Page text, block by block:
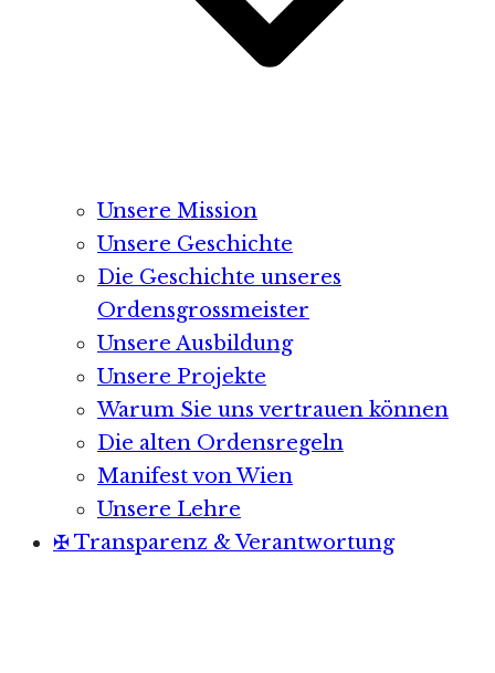
Unsere Mission
Unsere Geschichte
Die Geschichte unseres
Ordensgrossmeister
Unsere Ausbildung
Unsere Projekte
Warum Sie uns vertrauen können
Die alten Ordensregeln
Manifest von Wien
Unsere Lehre
✠ Transparenz & Verantwortung